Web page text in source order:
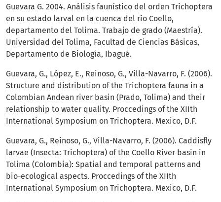
Guevara G. 2004. Análisis faunístico del orden Trichoptera
en su estado larval en la cuenca del río Coello,
departamento del Tolima. Trabajo de grado (Maestría).
Universidad del Tolima, Facultad de Ciencias Básicas,
Departamento de Biología, Ibagué.
Guevara, G., López, E., Reinoso, G., Villa-Navarro, F. (2006).
Structure and distribution of the Trichoptera fauna in a
Colombian Andean river basin (Prado, Tolima) and their
relationship to water quality. Proccedings of the XIIth
International Symposium on Trichoptera. Mexico, D.F.
Guevara, G., Reinoso, G., Villa-Navarro, F. (2006). Caddisfly
larvae (Insecta: Trichoptera) of the Coello River basin in
Tolima (Colombia): Spatial and temporal patterns and
bio-ecological aspects. Proccedings of the XIIth
International Symposium on Trichoptera. Mexico, D.F.